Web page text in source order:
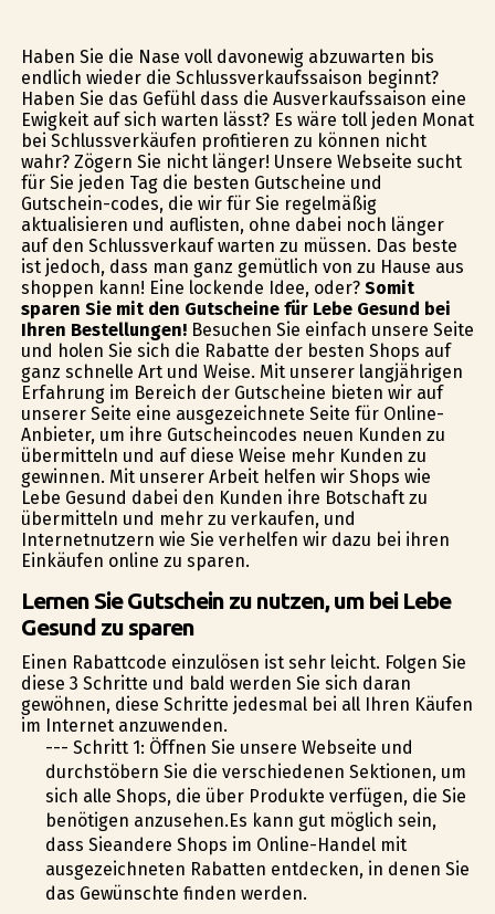
Haben Sie die Nase voll davonewig abzuwarten bis
endlich wieder die Schlussverkaufssaison beginnt?
Haben Sie das Gefühl dass die Ausverkaufssaison eine
Ewigkeit auf sich warten lässt? Es wäre toll jeden Monat
bei Schlussverkäufen profitieren zu können nicht
wahr? Zögern Sie nicht länger! Unsere Webseite sucht
für Sie jeden Tag die besten Gutscheine und
Gutschein-codes, die wir für Sie regelmäßig
aktualisieren und auflisten, ohne dabei noch länger
auf den Schlussverkauf warten zu müssen. Das beste
ist jedoch, dass man ganz gemütlich von zu Hause aus
shoppen kann! Eine lockende Idee, oder? Somit
sparen Sie mit den Gutscheine für Lebe Gesund bei
Ihren Bestellungen!Besuchen Sie einfach unsere Seite
und holen Sie sich die Rabatte der besten Shops auf
ganz schnelle Art und Weise. Mit unserer langjährigen
Erfahrung im Bereich der Gutscheine bieten wir auf
unserer Seite eine ausgezeichnete Seite für Online-
Anbieter, um ihre Gutscheincodes neuen Kunden zu
übermitteln und auf diese Weise mehr Kunden zu
gewinnen. Mit unserer Arbeit helfen wir Shops wie
Lebe Gesund dabei den Kunden ihre Botschaft zu
übermitteln und mehr zu verkaufen, und
Internetnutzern wie Sie verhelfen wir dazu bei ihren
Einkäufen online zu sparen.
Lernen Sie Gutschein zu nutzen, um bei Lebe
Gesund zu sparen
Einen Rabattcode einzulösen ist sehr leicht. Folgen Sie
diese 3 Schritte und bald werden Sie sich daran
gewöhnen, diese Schritte jedesmal bei all Ihren Käufen
im Internet anzuwenden.
--- Schritt 1: Öffnen Sie unsere Webseite und
durchstöbern Sie die verschiedenen Sektionen, um
sich alle Shops, die über Produkte verfügen, die Sie
benötigen anzusehen.Es kann gut möglich sein,
dass Sieandere Shops im Online-Handel mit
ausgezeichneten Rabatten entdecken, in denen Sie
das Gewünschte finden werden.